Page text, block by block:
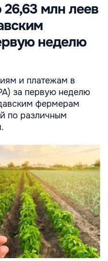
млн леев
неделю
и платежам в
за первую неделю
фермерам
по различным